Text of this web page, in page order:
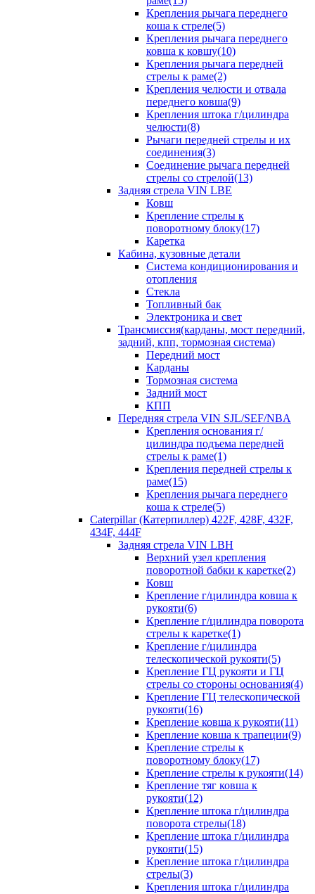
Крепления рычага переднего
коша к стреле(5)
Крепления рычага переднего
ковша к ковшу(10)
Крепления рычага передней
стрелы к раме(2)
Крепления челюсти и отвала
переднего ковша(9)
Крепления штока г/цилиндра
челюсти(8)
Рычаги передней стрелы и их
соединения(3)
Соединение рычага передней
стрелы со стрелой(13)
Задняя стрела VIN LBE
Ковш
Крепление стрелы к
поворотному блоку(17)
Каретка
Кабина, кузовные детали
Система кондиционирования и
отопления
Стекла
Топливный бак
Электроника и свет
Трансмиссия(карданы, мост передний,
задний, кпп, тормозная система)
Передний мост
Карданы
Тормозная система
Задний мост
КПП
Передняя стрела VIN SJL/SEF/NBA
Крепления основания г/
цилиндра подъема передней
стрелы к раме(1)
Крепления передней стрелы к
раме(15)
Крепления рычага переднего
коша к стреле(5)
Caterpillar (Катерпиллер) 422F, 428F, 432F,
434F, 444F
Задняя стрела VIN LBH
Верхний узел крепления
поворотной бабки к каретке(2)
Ковш
Крепление г/цилиндра ковша к
рукояти(6)
Крепление г/цилиндра поворота
стрелы к каретке(1)
Крепление г/цилиндра
телескопической рукояти(5)
Крепление ГЦ рукояти и ГЦ
стрелы со стороны основания(4)
Крепление ГЦ телескопической
рукояти(16)
Крепление ковша к рукояти(11)
Крепление ковша к трапеции(9)
Крепление стрелы к
поворотному блоку(17)
Крепление стрелы к рукояти(14)
Крепление тяг ковша к
рукояти(12)
Крепление штока г/цилиндра
поворота стрелы(18)
Крепление штока г/цилиндра
рукояти(15)
Крепление штока г/цилиндра
стрелы(3)
Крепления штока г/цилиндра